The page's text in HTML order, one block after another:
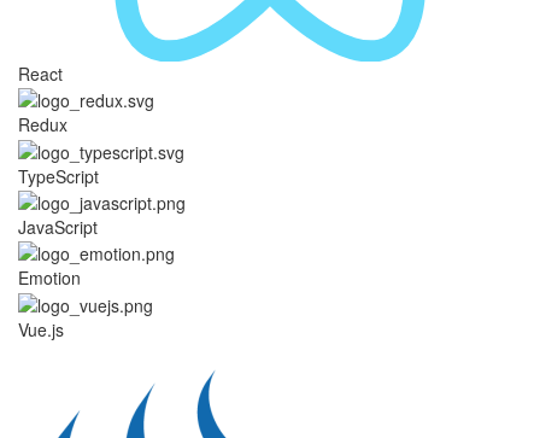
React
Redux
TypeScript
JavaScript
Emotion
Vue.js